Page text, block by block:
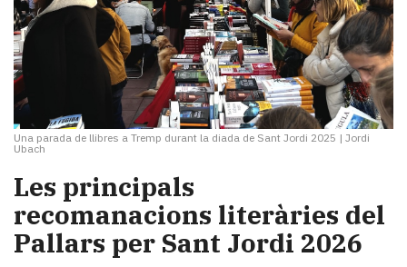
Una parada de llibres a Tremp durant la diada de Sant Jordi 2025 | Jordi
Ubach
Les principals
recomanacions literàries del
Pallars per Sant Jordi 2026